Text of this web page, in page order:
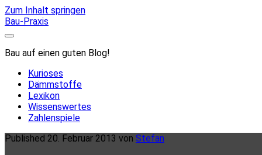
Zum Inhalt springen
Bau-Praxis
Bau auf einen guten Blog!
Kurioses
Dämmstoffe
Lexikon
Wissenswertes
Zahlenspiele
Published 20. Februar 2013 von Stefan